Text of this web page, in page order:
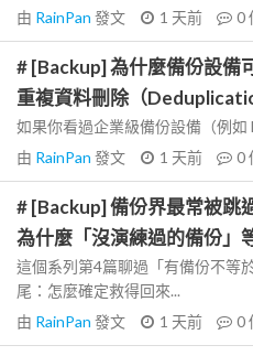
由 RainPan 發文 1 天前 0
# [Backup] 為什麼備份設備
重複資料刪除（
如果你看過企業級備份設備（例
由 RainPan 發文 1 天前 0
# [Backup] 備份界最常被跳
為什麼「沒演練過的備份」
這個系列第4篇聊過「有備份不等
尾：怎麼確定救得回來...
由 RainPan 發文 1 天前 0